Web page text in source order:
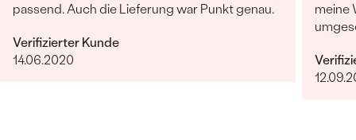
FORM:
REINHEIT:
passend. Auch die Lieferung war Punkt genau.
Verifizierter Kunde
14.06.2020
meine
ist